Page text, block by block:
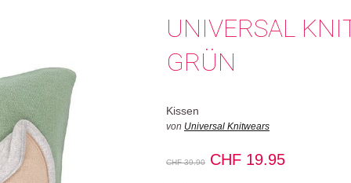
UNIVERSAL
GRÜN
Kissen
von Universal Knitwears
CHF39.90
Ursprünglicher
CHF 19.95Aktueller